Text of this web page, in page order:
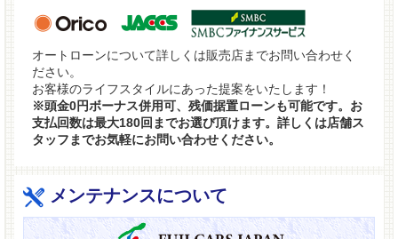
オートローンについて詳しくは販売店までお問い合わせく
ださい。
お客様のライフスタイルにあった提案をいたします！
※頭金0円ボーナス併用可、残価据置ローンも可能です。お
支払回数は最大180回までお選び頂けます。詳しくは店舗ス
タッフまでお気軽にお問い合わせください。
メンテナンスについて